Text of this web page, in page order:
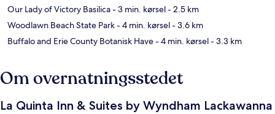
Our Lady of Victory Basilica- 3 min. kørsel- 2.5 km
Woodlawn Beach State Park- 4 min. kørsel- 3.6 km
Buffalo and Erie County Botanisk Have- 4 min. kørsel- 3.3 km
Om overnatningsstedet
La Quinta Inn & Suites by Wyndham Lackawanna